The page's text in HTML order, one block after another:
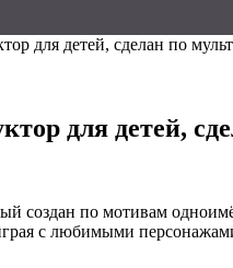
для детей, сделан по
для детей,
создан по мотивам
с любимыми